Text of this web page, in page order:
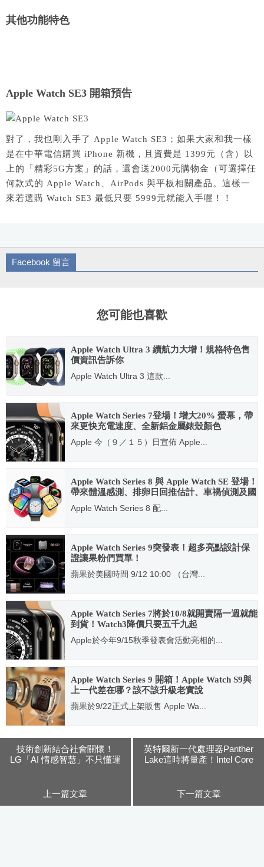
其他功能特色
Apple Watch SE3 開箱預告
對了，我也剛入手了 Apple Watch SE3；如果大家和我一樣
是在中華電信購買 iPhone 新機，且資費是 1399元（含）以
上的「精彩5G方案」的話，還會送2000元購物金（可選擇任
何款式的 Apple Watch、AirPods 與平板相關產品。這樣一
來若選購 Watch SE3 最低只要 5999元就能入手喔！！
Facebook 留言
您可能也喜歡
Apple Watch Ultra 3 續航力大增！規格特色售
價資訊告訴你
Apple Watch Ultra 3 這款...
2025.09.10
Apple Watch Series 7登場！增大20% 螢幕，帶
來更快充電速度、全新鋁金屬錶殼顏色
Apple 今（９／１５）日宣佈 Apple...
Apple Watch Series 8 與 Apple Watch SE 登場！
帶來體溫感測、排卵日回推估計、車禍偵測及國
Apple Watch Series 8 配...
2022.09.07
Apple Watch Series 9突發表！超多亮點設計保
證讓果粉們買單！
蘋果於美國時間 9/12 10:00 （台灣...
2023.09.12
Apple Watch Series 7將於10/8就開賣隔一週就能
到貨！Watch3降價只要五千九起
Apple於今年9/15秋季發表會活動亮相的...
2021.10.04
Apple Watch Series 9 開箱！Apple Watch S9與
上一代差在哪？該不該升級老實說
蘋果於9/22正式上架販售 Apple Wa...
技術創新結合社會關懷！
LG「AI 情感智慧」不只懂運
上一篇文章
英特爾新一代處理器Panther
Lake這時將量產！Intel Core
下一篇文章